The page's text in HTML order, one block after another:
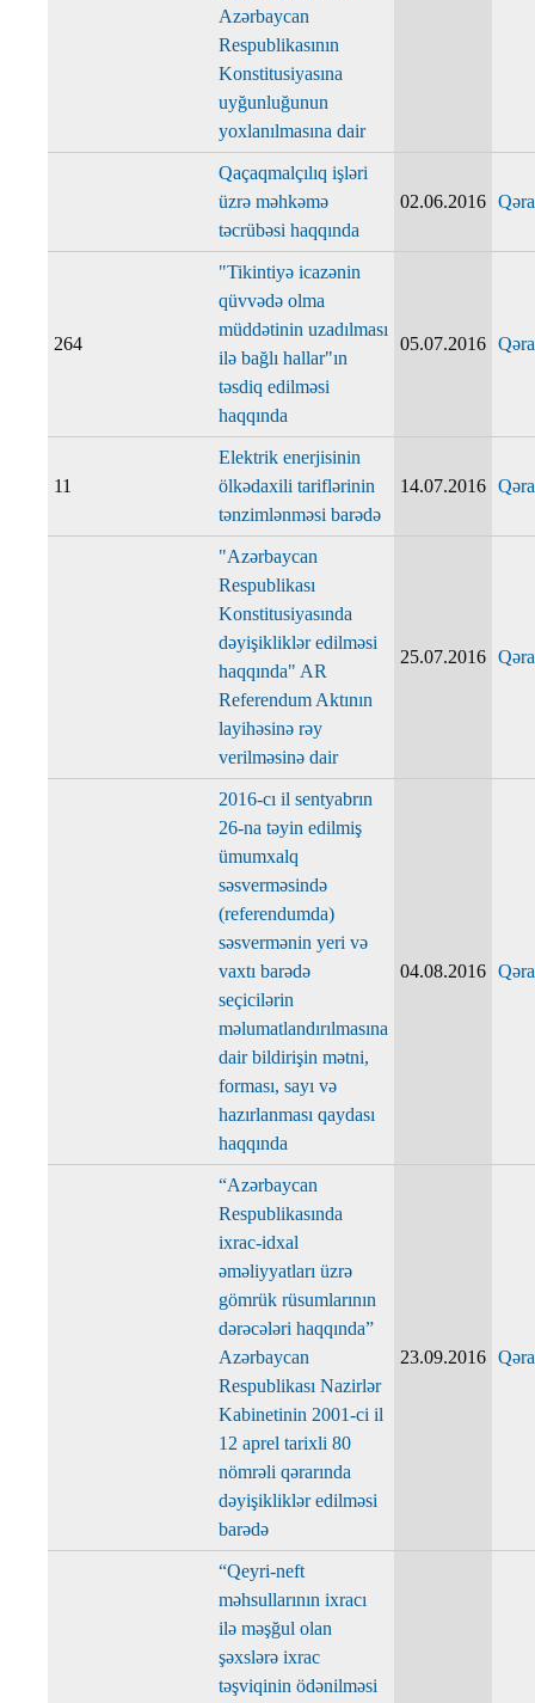
Azərbaycan
Respublikasının
Konstitusiyasına
uyğunluğunun
yoxlanılmasına dair
Qaçaqmalçılıq işləri
üzrə məhkəmə
təcrübəsi haqqında
02.06.2016
264
"Tikintiyə icazənin
qüvvədə olma
müddətinin uzadılması
ilə bağlı hallar"ın
təsdiq edilməsi
haqqında
05.07.2016
11
Elektrik enerjisinin
ölkədaxili tariflərinin
tənzimlənməsi barədə
14.07.2016
"Azərbaycan
Respublikası
Konstitusiyasında
dəyişikliklər edilməsi
haqqında" AR
Referendum Aktının
layihəsinə rəy
verilməsinə dair
25.07.2016
2016-cı il sentyabrın
26-na təyin edilmiş
ümumxalq
səsverməsində
(referendumda)
səsvermənin yeri və
vaxtı barədə
seçicilərin
məlumatlandırılmasına
dair bildirişin mətni,
forması, sayı və
hazırlanması qaydası
haqqında
04.08.2016
“Azərbaycan
Respublikasında
ixrac-idxal
əməliyyatları üzrə
gömrük rüsumlarının
dərəcələri haqqında”
Azərbaycan
Respublikası Nazirlər
Kabinetinin 2001-ci il
12 aprel tarixli 80
nömrəli qərarında
dəyişikliklər edilməsi
barədə
23.09.2016
“Qeyri-neft
məhsullarının ixracı
ilə məşğul olan
şəxslərə ixrac
təşviqinin ödənilməsi